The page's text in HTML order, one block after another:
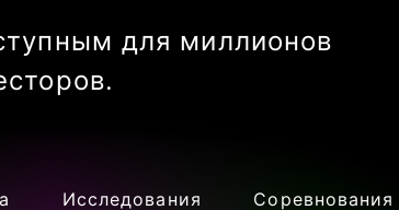
для миллионов
.
Исследования Соревнования